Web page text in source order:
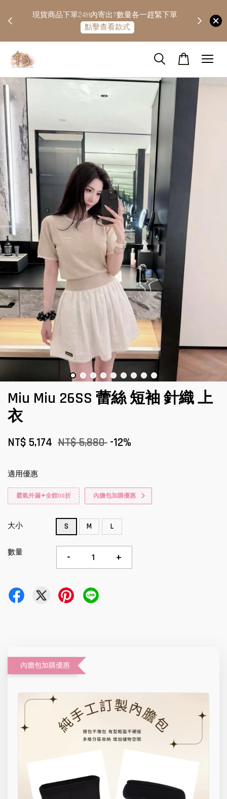
現貨商品下單24H內寄出?數量各一趕緊下單
點擊查看款式
Miu Miu 26SS 蕾絲 短袖 針織 上
衣
NT$ 5,174 NT$ 5,880 -12%
適用優惠
霸氣外漏✦全館88折 內膽包加購優惠
大小 S M L
數量 - +
內膽包加購優惠